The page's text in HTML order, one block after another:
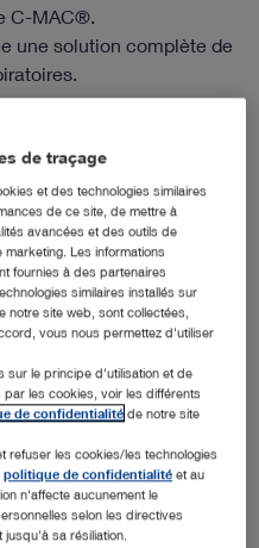
C-MAC®.
une solution complète de
06
usage unique
de traçage
et des technologies similaires
de ce site, de mettre à
avancées et des outils de
Les informations
fournies à des partenaires
similaires installés sur
notre site web, sont collectées,
vous nous permettez d'utiliser
sur le principe d'utilisation et de
les cookies, voir les différents
de confidentialité de notre site
refuser les cookies/les technologies
politique de confidentialité et au
n'affecte aucunement le
selon les directives
sa résiliation.